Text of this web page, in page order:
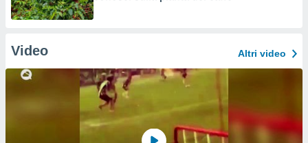
Video Altri video